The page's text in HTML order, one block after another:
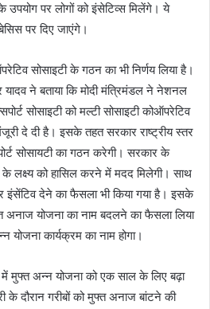
पर लोगों को इंसेटिव्स मिलेंगे। ये
पर दिए जाएंगे।
सोसाइटी के गठन का भी निर्णय लिया है।
ने बताया कि मोदी मंत्रिमंडल ने नेशनल
सोसाइटी को मल्टी सोसाइटी कोऑपरेटिव
दे दी है। इसके तहत सरकार राष्ट्रीय स्तर
सोसायटी का गठन करेगी। सरकार के
के लक्ष्य को हासिल करने में मदद मिलेगी। साथ
देने का फैसला भी किया गया है। इसके
अनाज योजना का नाम बदलने का फैसला लिया
कार्यक्रम का नाम होगा।
मुफ्त अन्न योजना को एक साल के लिए बढ़ा
के दौरान गरीबों को मुफ्त अनाज बांटने की